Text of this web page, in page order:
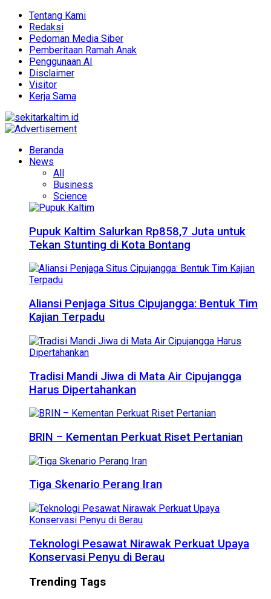
Tentang Kami
Redaksi
Pedoman Media Siber
Pemberitaan Ramah Anak
Penggunaan AI
Disclaimer
Visitor
Kerja Sama
Beranda
News
All
Business
Science
Pupuk Kaltim Salurkan Rp858,7 Juta untuk
Tekan Stunting di Kota Bontang
Aliansi Penjaga Situs Cipujangga: Bentuk Tim
Kajian Terpadu
Tradisi Mandi Jiwa di Mata Air Cipujangga
Harus Dipertahankan
BRIN – Kementan Perkuat Riset Pertanian
Tiga Skenario Perang Iran
Teknologi Pesawat Nirawak Perkuat Upaya
Konservasi Penyu di Berau
Trending Tags